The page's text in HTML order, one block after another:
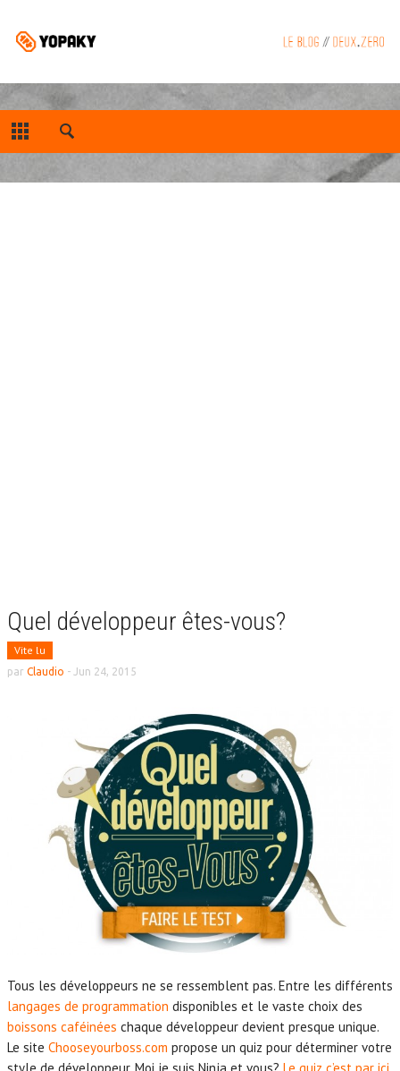
Quel développeur êtes-vous?
Vite lu
par Claudio - Jun 24, 2015
Tous les développeurs ne se ressemblent pas. Entre les différents
langages de programmation disponibles et le vaste choix des
boissons caféinées chaque développeur devient presque unique.
Le site Chooseyourboss.com propose un quiz pour déterminer votre